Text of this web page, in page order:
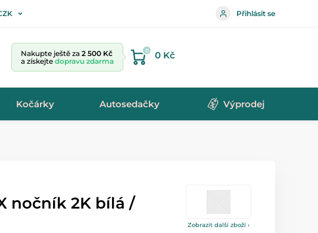
Přihlásit se
Nakupte ještě za 2 500 Kč
a získejte dopravu zdarma
0 0 Kč
Kočárky Autosedačky Výprodej
Zobrazit další zboží ›
nočník 2K bílá /